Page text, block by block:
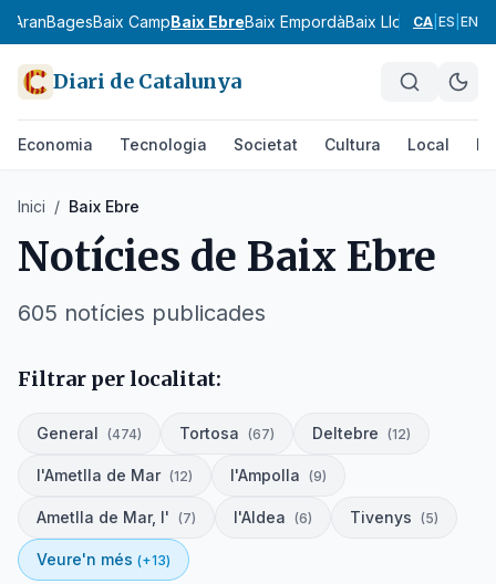
AranBagesBaix CampBaix EbreBaix EmpordàBaix LlobregatBaix
CA ES EN
Diari de Catalunya
Economia Tecnologia Societat Cultura Local
Inici / Baix Ebre
Notícies de Baix Ebre
605 notícies publicades
Filtrar per localitat:
General (474) Tortosa (67) Deltebre (12)
l'Ametlla de Mar (12) l'Ampolla (9)
Ametlla de Mar, l' (7) l'Aldea (6) Tivenys (5)
Veure'n més (+13)